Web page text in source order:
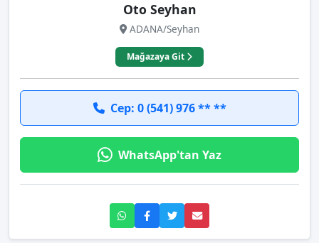
Oto Seyhan
ADANA/Seyhan
Mağazaya Git
Cep: 0 (541) 976 ** **
WhatsApp'tan Yaz